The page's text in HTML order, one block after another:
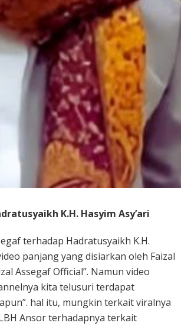
K.H. Hasyim Asy’ari
terhadap Hadratusyaikh K.H.
panjang yang disiarkan oleh Faizal
Assegaf Official”. Namun video
kita telusuri terdapat
hal itu, mungkin terkait viralnya
Ansor terhadapnya terkait